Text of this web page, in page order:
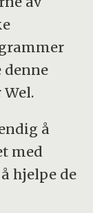
denne
å
med
hjelpe de